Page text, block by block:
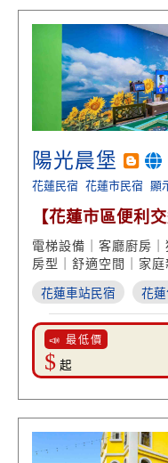
陽光晨堡
花蓮民宿 花蓮市民宿 顯
【花蓮市區便利
題房型】
電梯設備｜客廳廚房
房型｜舒適空間｜家
花蓮車站民宿 花
📣 最低價
$ 起